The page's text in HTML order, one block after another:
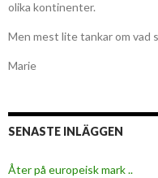
olika kontinenter.
Men mest lite tankar om vad
Marie
SENASTE INLÄGGEN
Åter på europeisk mark ..